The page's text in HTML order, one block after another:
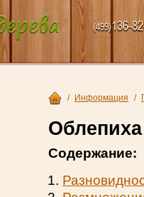
(499)136-
/ Информация /
Облепиха
Содержание: